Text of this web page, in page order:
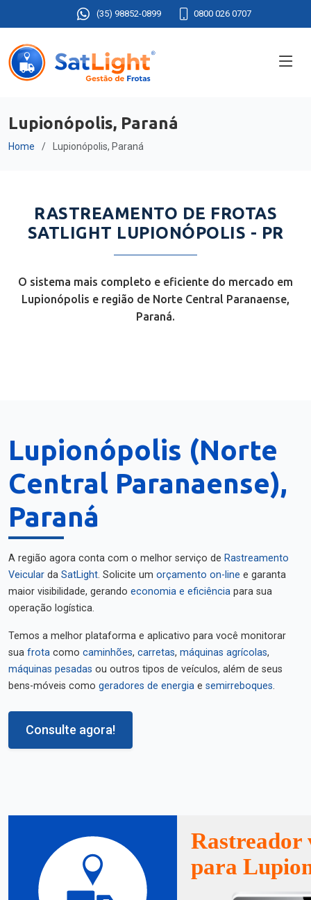
(35) 98852-0899 0800 026 0707
Lupionópolis, Paraná
Home Lupionópolis, Paraná
RASTREAMENTO DE FROTAS
SATLIGHT LUPIONÓPOLIS - PR
O sistema mais completo e eficiente do mercado em
Lupionópolis e região de Norte Central Paranaense,
Paraná.
Lupionópolis (Norte
Central Paranaense),
Paraná
A região agora conta com o melhor serviço de Rastreamento
Veicular da SatLight. Solicite um orçamento on-line e garanta
maior visibilidade, gerando economia e eficiência para sua
operação logística.
Temos a melhor plataforma e aplicativo para você monitorar
sua frota como caminhões, carretas, máquinas agrícolas,
máquinas pesadas ou outros tipos de veículos, além de seus
bens-móveis como geradores de energia e semirreboques.
Consulte agora!
Rastreador
para